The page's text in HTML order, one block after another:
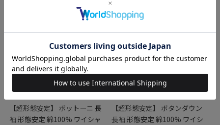
【超形態安定】 ボットーニ 長
袖 形態安定 綿100% ワイシャ
【超形態安定】 ボタンダウン
長袖 形態安定 綿100% ワイシ